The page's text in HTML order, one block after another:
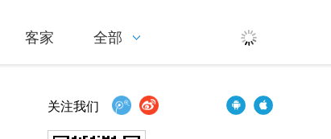
客家 全部
关注我们